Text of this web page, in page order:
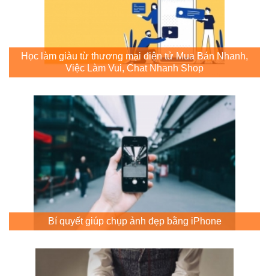
Học làm giàu từ thương mại điện tử Mua Bán Nhanh,
Việc Làm Vui, Chat Nhanh Shop
Bí quyết giúp chụp ảnh đẹp bằng iPhone